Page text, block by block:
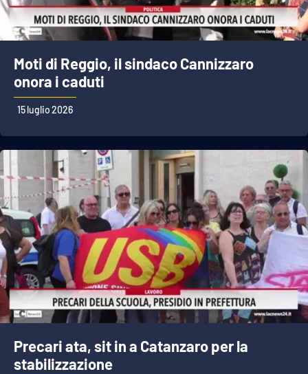
Moti di Reggio, il sindaco Cannizzaro
onora i caduti
15 luglio 2026
Precari ata, sit in a Catanzaro per la
stabilizzazione